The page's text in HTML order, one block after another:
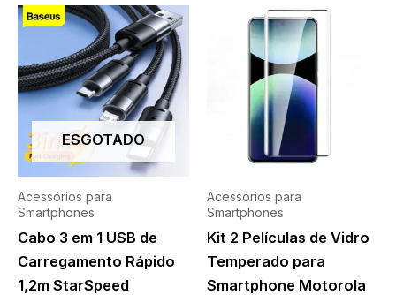
ESGOTADO
Acessórios para
Smartphones
Cabo 3 em 1 USB de
Carregamento Rápido
1,2m StarSpeed
Acessórios para
Smartphones
Kit 2 Películas de Vidro
Temperado para
Smartphone Motorola